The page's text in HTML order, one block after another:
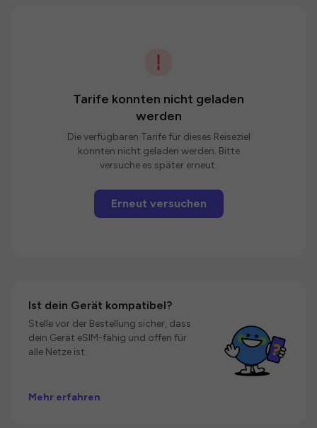
Tarife konnten nicht geladen
werden
Die verfügbaren Tarife für dieses Reiseziel
konnten nicht geladen werden. Bitte
versuche es später erneut.
Erneut versuchen
Ist dein Gerät kompatibel?
Stelle vor der Bestellung sicher, dass
dein Gerät eSIM-fähig und offen für
alle Netze ist.
Mehr erfahren